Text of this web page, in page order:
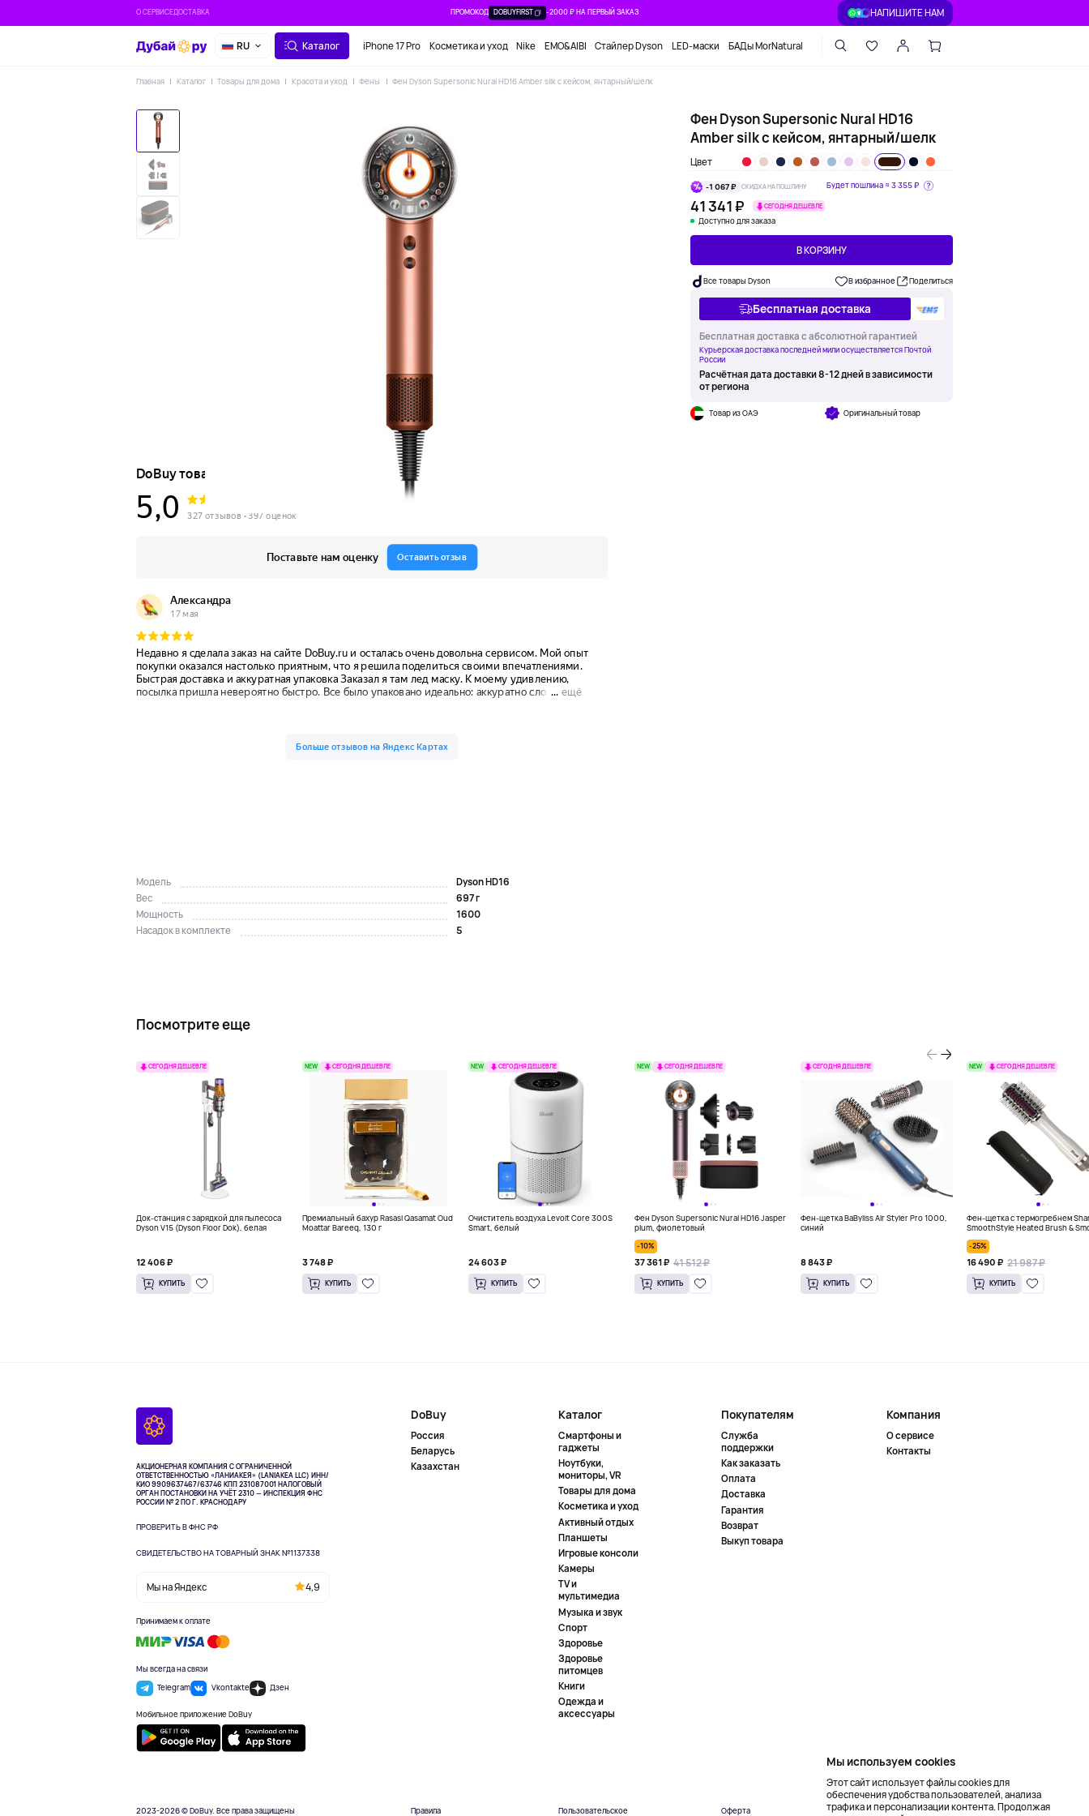
О СЕРВИСЕДОСТАВКА ПРОМОКОД DOBUYFIRST -2000 ₽ НА ПЕРВЫЙ ЗАКАЗ НАПИШИТЕ НАМ
RU Каталог iPhone 17 Pro Косметика и уход Nike EMO&AIBI Стайлер Dyson LED-маски БАДы MorNatural
Главная Каталог Товары для дома Красота и уход Фены Фен Dyson Supersonic Nural HD16 Amber silk с кейсом, янтарный/шелк
Фен Dyson Supersonic Nural HD16
Amber silk с кейсом, янтарный/шелк
Цвет
-1 067 ₽ СКИДКА НА ПОШЛИНУ Будет пошлина ≈ 3 355 ₽
41 341 ₽ СЕГОДНЯ ДЕШЕВЛЕ
Доступно для заказа
В КОРЗИНУ
Все товары Dyson В избранное Поделиться
Бесплатная доставка
Бесплатная доставка с абсолютной гарантией
Курьерская доставка последней мили осуществляется Почтой
России
Расчётная дата доставки 8-12 дней в зависимости
от региона
Товар из ОАЭ Оригинальный товар
Модель
Dyson HD16
Вес
697 г
Мощность
1600
Насадок в комплекте
5
Посмотрите еще
СЕГОДНЯ ДЕШЕВЛЕ
Док-станция с зарядкой для пылесоса
Dyson V15 (Dyson Floor Dok), белая
12 406 ₽
КУПИТЬ
NEW СЕГОДНЯ ДЕШЕВЛЕ
Премиальный бахур Rasasi Qasamat Oud
Moattar Bareeq, 130 г
3 748 ₽
КУПИТЬ
NEW СЕГОДНЯ ДЕШЕВЛЕ
Очиститель воздуха Levoit Core 300S
Smart, белый
24 603 ₽
КУПИТЬ
NEW СЕГОДНЯ ДЕШЕВЛЕ
Фен Dyson Supersonic Nural HD16 Jasper
plum, фиолетовый
-10%
37 361 ₽ 41 512 ₽
КУПИТЬ
СЕГОДНЯ ДЕШЕВЛЕ
Фен-щетка BaByliss Air Styler Pro 1000,
синий
8 843 ₽
КУПИТЬ
NEW СЕГОДНЯ ДЕШЕВЛЕ
Фен-щетка с термогребнем
SmoothStyle Heated Brush &
Comb (Wet-to-Dry) + Чехол
-25%
16 490 ₽ 21 987 ₽
КУПИТЬ
АКЦИОНЕРНАЯ КОМПАНИЯ С ОГРАНИЧЕННОЙ
ОТВЕТСТВЕННОСТЬЮ «ЛАНИАКЕЯ» (LANIAKEA LLC) ИНН/
КИО 9909637467/63746 КПП 231087001НАЛОГОВЫЙ
ОРГАН ПОСТАНОВКИ НА УЧЁТ 2310 — ИНСПЕКЦИЯ ФНС
РОССИИ № 2 ПО Г. КРАСНОДАРУ
ПРОВЕРИТЬ В ФНС РФ
СВИДЕТЕЛЬСТВО НА ТОВАРНЫЙ ЗНАК №1137338
Мы на Яндекс 4,9
Принимаем к оплате
Мы всегда на связи
Telegram
Vkontakte Дзен
Мобильное приложение DoBuy
DoBuy
Россия
Беларусь
Казахстан
Каталог
Смартфоны и
гаджеты
Ноутбуки,
мониторы, VR
Товары для дома
Косметика и уход
Активный отдых
Планшеты
Игровые консоли
Камеры
TV и
мультимедиа
Музыка и звук
Спорт
Здоровье
Здоровье
питомцев
Книги
Одежда и
аксессуары
Покупателям
Служба
поддержки
Как заказать
Оплата
Доставка
Гарантия
Возврат
Выкуп товара
Компания
О сервисе
Контакты
2023-2026 © DoBuy. Все права защищены
Правила
Пользовательское
Оферта
Создание сайта –
Мы используем cookies
Этот сайт использует файлы cookies для
обеспечения удобства пользователей, анализа
трафика и персонализации контента. Продолжая